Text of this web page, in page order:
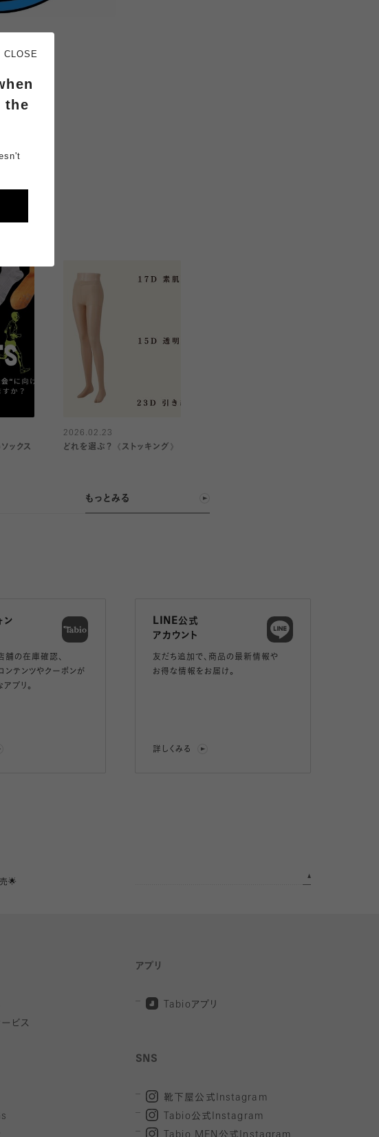
ックス
2026.02.23
どれを選ぶ？《ストッキング》
もっとみる
ン
舗の在庫確認、
ンテンツやクーポンが
プリ。
LINE公式
アカウント
友だち追加で、 商品の最新情報や
お得な情報をお届け。
詳しくみる
🌟
ビス
アプリ
Tabio アプリ
SNS
靴下屋公式 Instagram
Tabio 公式 Instagram
CLOSE
the